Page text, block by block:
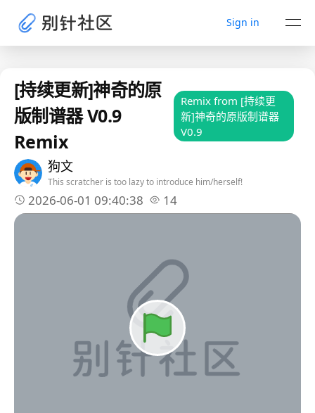
Sign in
[持续更新]神奇的原
版制谱器 V0.9
Remix
Remix from [持续更
新]神奇的原版制谱器
V0.9
狗文
This scratcher is too lazy to introduce him/herself!
2026-06-01 09:40:38 14